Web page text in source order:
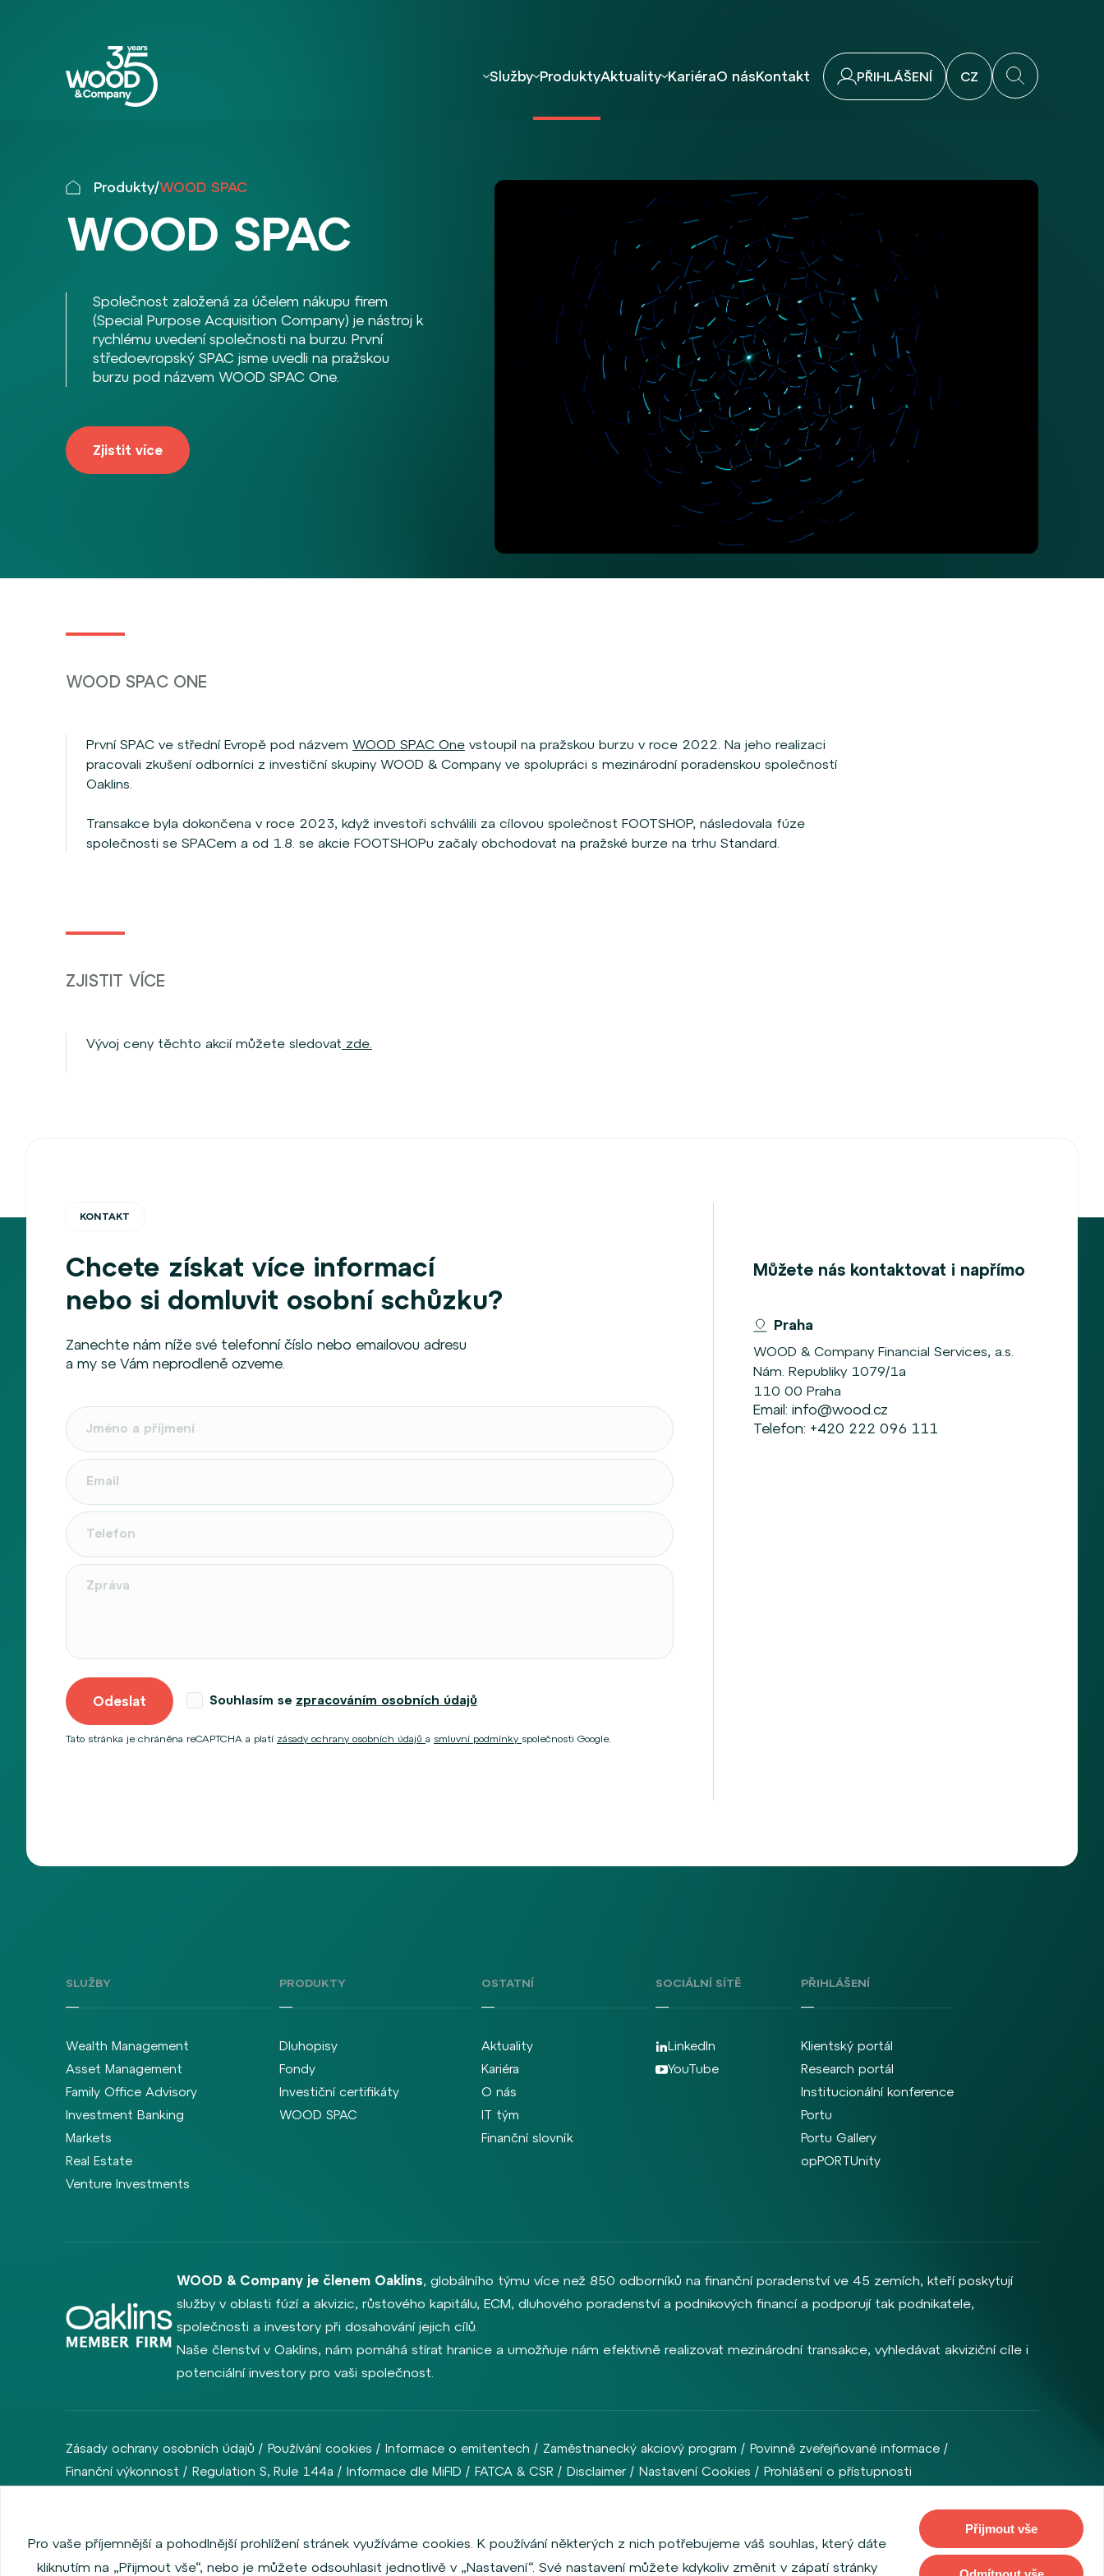
PŘIHLÁŠENÍ CZ
Služby ProduktyAktuality KariéraO násKontakt
Produkty/WOOD SPAC
WOOD SPAC
Společnost založená za účelem nákupu firem
(Special Purpose Acquisition Company) je nástroj k
rychlému uvedení společnosti na burzu. První
středoevropský SPAC jsme uvedli na pražskou
burzu pod názvem WOOD SPAC One.
Zjistit více
WOOD SPAC ONE
První SPAC ve střední Evropě pod názvem WOOD SPAC One vstoupil na pražskou burzu v roce 2022. Na jeho realizaci
pracovali zkušení odborníci z investiční skupiny WOOD & Company ve spolupráci s mezinárodní poradenskou společností
Oaklins.
Transakce byla dokončena v roce 2023, když investoři schválili za cílovou společnost FOOTSHOP, následovala fúze
společnosti se SPACem a od 1.8. se akcie FOOTSHOPu začaly obchodovat na pražské burze na trhu Standard.
ZJISTIT VÍCE
Vývoj ceny těchto akcií můžete sledovat zde.
KONTAKT
Chcete získat více informací
nebo si domluvit osobní schůzku?
Zanechte nám níže své telefonní číslo nebo emailovou adresu
a my se Vám neprodleně ozveme.
Odeslat Souhlasím se zpracováním osobních údajů
Tato stránka je chráněna reCAPTCHA a platí zásady ochrany osobních údajů a smluvní podmínky společnosti Google.
Můžete nás kontaktovat i napřímo
Praha
WOOD & Company Financial Services, a.s.
Nám. Republiky 1079/1a
110 00 Praha
Email:info@wood.cz
Telefon: +420 222 096 111
SLUŽBY
Wealth Management
Asset Management
Family Office Advisory
Investment Banking
Markets
Real Estate
Venture Investments
PRODUKTY
Dluhopisy
Fondy
Investiční certifikáty
WOOD SPAC
OSTATNÍ
Aktuality
Kariéra
O nás
IT tým
Finanční slovník
SOCIÁLNÍ SÍTĚ
LinkedIn
YouTube
PŘIHLÁŠENÍ
Klientský portál
Research portál
Institucionální konference
Portu
Portu Gallery
opPORTUnity
WOOD & Company je členem Oaklins, globálního týmu více než 850 odborníků na finanční poradenství ve 45 zemích, kteří poskytují
služby v oblasti fúzí a akvizic, růstového kapitálu, ECM, dluhového poradenství a podnikových financí a podporují tak podnikatele,
společnosti a investory při dosahování jejich cílů.
Naše členství v Oaklins, nám pomáhá stírat hranice a umožňuje nám efektivně realizovat mezinárodní transakce, vyhledávat akviziční cíle i
potenciální investory pro vaši společnost.
Zásady ochrany osobních údajů Používání cookies Informace o emitentech Zaměstnanecký akciový program
Povinně zveřejňované informace
Finanční výkonnost
Regulation S, Rule 144a Informace dle MiFID FATCA & CSR Disclaimer Nastavení Cookies Prohlášení o přístupnosti
Copyright © 2026 WOOD & Company. Všechna práva vyhrazena. (WOOD & Company Financial Services, a. s., je regulovaná Českou národní bankou se sídlem Na Příkopě 28, 115 03, Praha 1,
Česká republika).
Pro vaše příjemnější a pohodlnější prohlížení stránek využíváme cookies. K používání některých z nich potřebujeme váš souhlas, který dáte
kliknutím na „Přijmout vše“, nebo je můžete odsouhlasit jednotlivě v „Nastavení“. Své nastavení můžete kdykoliv změnit v zápatí stránky
Přijmout vše